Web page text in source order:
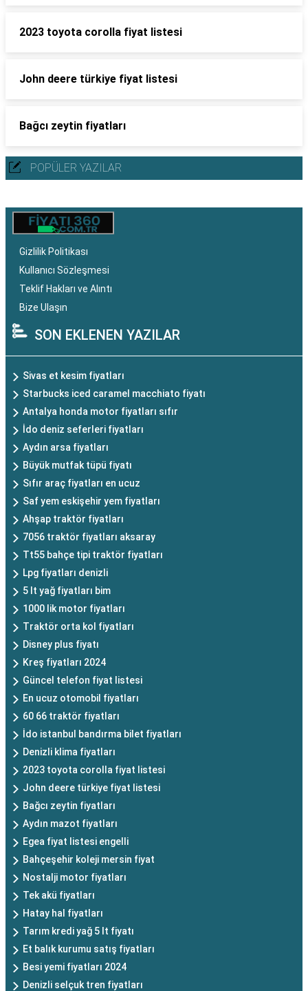
2023 toyota corolla fiyat listesi
John deere türkiye fiyat listesi
Bağcı zeytin fiyatları
POPÜLER YAZILAR
Gizlilik Politikası
Kullanıcı Sözleşmesi
Teklif Hakları ve Alıntı
Bize Ulaşın
SON EKLENEN YAZILAR
Sivas et kesim fiyatları
Starbucks iced caramel macchiato fiyatı
Antalya honda motor fiyatları sıfır
İdo deniz seferleri fiyatları
Aydın arsa fiyatları
Büyük mutfak tüpü fiyatı
Sıfır araç fiyatları en ucuz
Saf yem eskişehir yem fiyatları
Ahşap traktör fiyatları
7056 traktör fiyatları aksaray
Tt55 bahçe tipi traktör fiyatları
Lpg fiyatları denizli
5 lt yağ fiyatları bim
1000 lik motor fiyatları
Traktör orta kol fiyatları
Disney plus fiyatı
Kreş fiyatları 2024
Güncel telefon fiyat listesi
En ucuz otomobil fiyatları
60 66 traktör fiyatları
İdo istanbul bandırma bilet fiyatları
Denizli klima fiyatları
2023 toyota corolla fiyat listesi
John deere türkiye fiyat listesi
Bağcı zeytin fiyatları
Aydın mazot fiyatları
Egea fiyat listesi engelli
Bahçeşehir koleji mersin fiyat
Nostalji motor fiyatları
Tek akü fiyatları
Hatay hal fiyatları
Tarım kredi yağ 5 lt fiyatı
Et balık kurumu satış fiyatları
Besi yemi fiyatları 2024
Denizli selçuk tren fiyatları